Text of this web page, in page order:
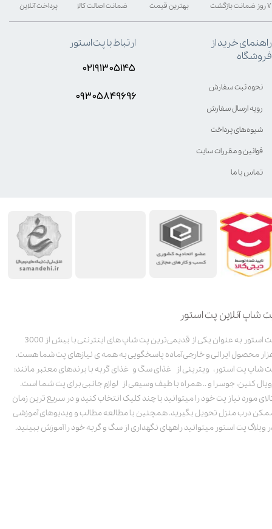
شاپ آنلاین پت استور
پت استور به عنوان یکی از قدیمی‌ترین پت شاپ های اینترنتی با بیش از 3000
محصول ایرانی و خارجی آماده پاسخگویی به همه ی نیازهای پت شما هست.
شاپ پت استور، ویترینی از غذای سگ و غذای گربه با برندهای معتبر مانند:
کنین، جوسرا و .. همراه با طیف وسیعی از لوازم جانبی برای پت شما است.
مورد نیاز پت خود را میتوانید با چند کلیک انتخاب کنید و در سریع ترین زمان
درب منزل تحویل بگیرید. همچنین با مطالعه مطالب و ویدیوهای آموزشی
وبلاگ پت استور میتوانید راههای نگهداری از سگ و گربه خود را آموزش ببینید.
بهترین قیمت پرداخت آنلاین ۷ روز ضمانت بازگشت ضمانت اصالت کالا
راهنمای خرید از
فروشگاه
نحوه ثبت سفارش
رویه ارسال سفارش
شیوه‌های پرداخت
قوانین و مقررات سایت
تماس با ما
ارتباط با پت استور
۰۲۱۹۱۳۰۵۱۴۵
۰۹۳۰۵8۴9696